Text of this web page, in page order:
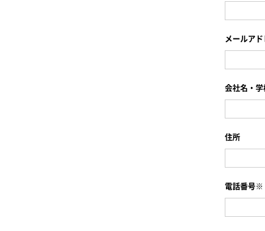
メールア
会社名・
住所
電話番号※